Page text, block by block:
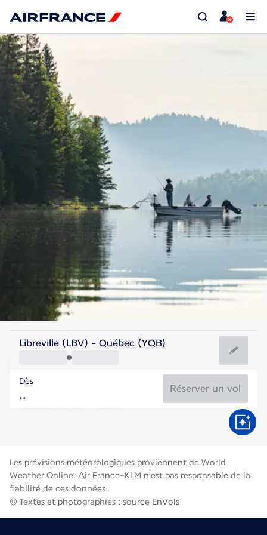
Canada
Québec
Canada
Durée du vol
Libreville (LBV) - Québec (YQB)
Dès
Réserver un vol
Les prévisions météorologiques proviennent de World
Weather Online. Air France-KLM n'est pas responsable de la
fiabilité de ces données.
© Textes et photographies : source EnVols